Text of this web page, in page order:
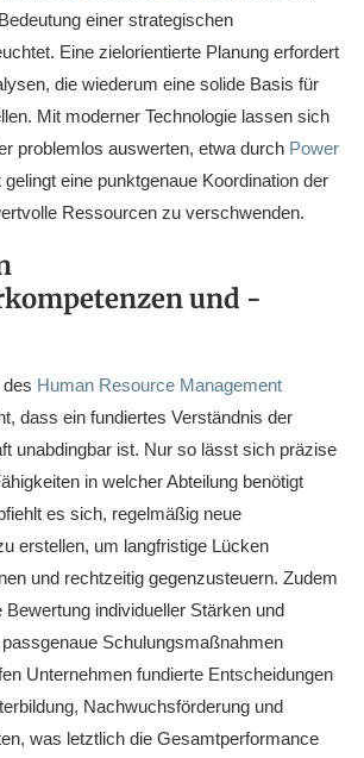
einer strategischen
Eine zielorientierte Planung erfordert
die wiederum eine solide Basis für
Mit moderner Technologie lassen sich
problemlos auswerten, etwa durch Power
gelingt eine punktgenaue Koordination der
Ressourcen zu verschwenden.
und -
Human Resource Management
dass ein fundiertes Verständnis der
unabdingbar ist. Nur so lässt sich präzise
in welcher Abteilung benötigt
es sich, regelmäßig neue
erstellen, um langfristige Lücken
und rechtzeitig gegenzusteuern. Zudem
Bewertung individueller Stärken und
Schulungsmaßnahmen
Unternehmen fundierte Entscheidungen
Nachwuchsförderung und
was letztlich die Gesamtperformance